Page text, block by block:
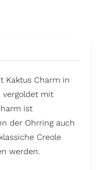
Kaktus Charm in
vergoldet mit
ist
der Ohrring auch
Creole
werden.